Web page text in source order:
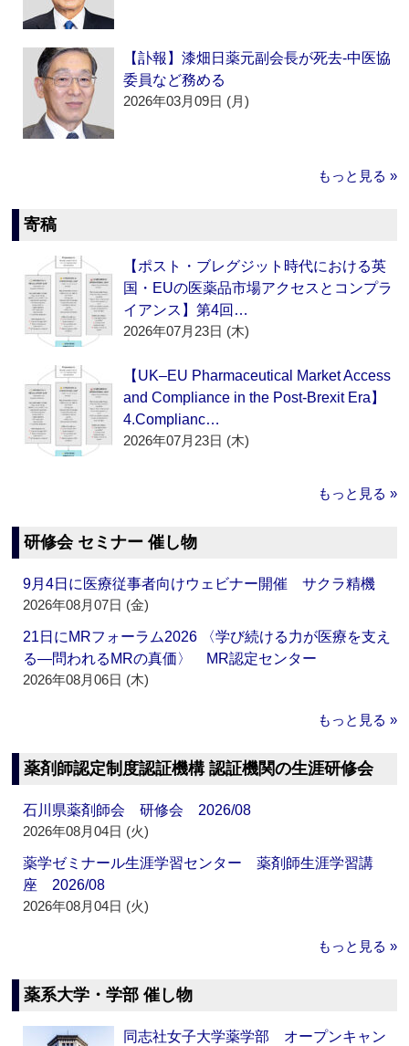
【訃報】漆畑日薬元副会長が死去‐中医協
委員など務める
2026年03月09日 (月)
もっと見る »
寄稿
【ポスト・ブレグジット時代における英
国・EUの医薬品市場アクセスとコンプラ
イアンス】第4回…
2026年07月23日 (木)
【UK–EU Pharmaceutical Market Access
and Compliance in the Post-Brexit Era】
4.Complianc…
2026年07月23日 (木)
もっと見る »
研修会 セミナー 催し物
9月4日に医療従事者向けウェビナー開催 サクラ精機
2026年08月07日 (金)
21日にMRフォーラム2026 〈学び続ける力が医療を支え
る―問われるMRの真価〉 MR認定センター
2026年08月06日 (木)
もっと見る »
薬剤師認定制度認証機構 認証機関の生涯研修会
石川県薬剤師会 研修会 2026/08
2026年08月04日 (火)
薬学ゼミナール生涯学習センター 薬剤師生涯学習講
座 2026/08
2026年08月04日 (火)
もっと見る »
薬系大学・学部 催し物
同志社女子大学薬学部 オープンキャン